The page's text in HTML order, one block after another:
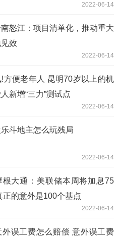
2022-06-14
怒江：项目清单化，推动重大
效
2022-06-14
方便老年人 昆明70岁以上的机
新增“三力”测试点
2022-06-14
斗地主怎么玩残局
2022-06-14
根大通：美联储本周将加息75
正的意外是100个基点
2022-06-14
外误工费怎么赔偿 意外误工费